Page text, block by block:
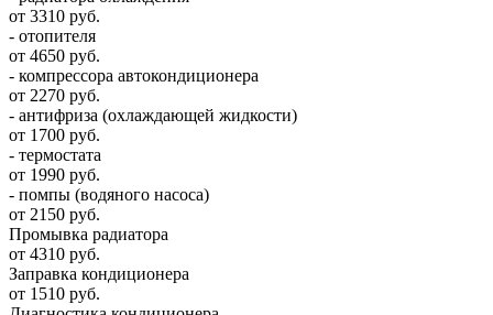
от 3310 руб.
- отопителя
от 4650 руб.
- компрессора автокондиционера
от 2270 руб.
- антифриза (охлаждающей жидкости)
от 1700 руб.
- термостата
от 1990 руб.
- помпы (водяного насоса)
от 2150 руб.
Промывка радиатора
от 4310 руб.
Заправка кондиционера
от 1510 руб.